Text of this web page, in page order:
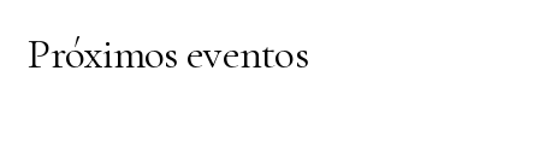
Próximos eventos